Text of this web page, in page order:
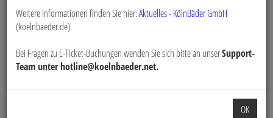
Weitere Informationen finden Sie hier:Aktuelles - KölnBäder GmbH
(koelnbaeder.de).
Bei Fragen zu E-Ticket-Buchungen wenden Sie sich bitte an unserSupport-
Team unter hotline@koelnbaeder.net.
OK